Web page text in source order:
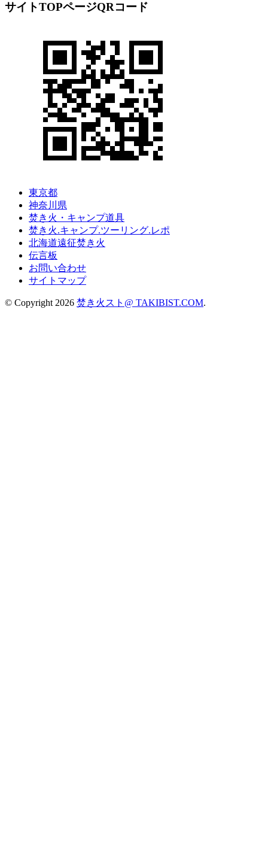
サイトTOPページQRコード
東京都
神奈川県
焚き火・キャンプ道具
焚き火.キャンプ.ツーリング.レポ
北海道遠征焚き火
伝言板
お問い合わせ
サイトマップ
© Copyright 2026 焚き火スト@ TAKIBIST.COM.